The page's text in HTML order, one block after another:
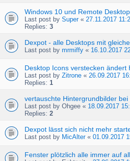
Windows 10 und Remote Desktop
Last post by Super« 27.11.2017
Replies: 3
Dexpot - alle Desktops mit
Last post by mrmiffy « 16.10.2017
Desktop Icons verstecken ändert
Last post by Zitrone « 26.09.2017
Replies: 1
vertauschte Hintergrundbilder
Last post by Ohgee « 18.09.2017
Replies: 2
Dexpot lässt sich nicht mehr
Last post by MicAlter« 01.09.2017
Fenster plötzlich alle immer auf